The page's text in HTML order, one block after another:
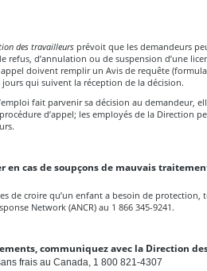
des travailleurs prévoit que les demandeurs
refus, d’annulation ou de suspension d’une
doivent remplir un Avis de requête
qui suivent la réception de la décision.
fait parvenir sa décision au demandeur,
d’appel; les employés de la Direction
en cas de soupçons de mauvais
de croire qu’un enfant a besoin de protection,
Network (ANCR) au 1 866 345-9241.
communiquez avec la Direction
frais au Canada, 1 800 821-4307